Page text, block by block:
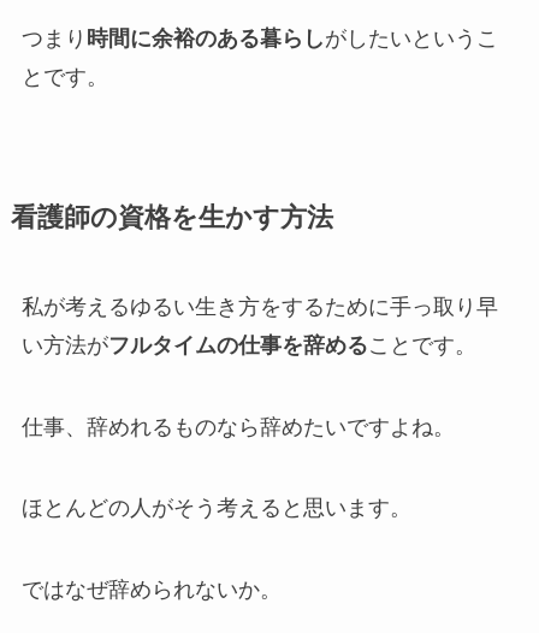
つまり 時間に余裕のある暮らしがしたいというこ
とです。
看護師の資格を生かす方法
私が考えるゆるい生き方をするために手っ取り早
い方法がフルタイムの仕事を辞めることです。
仕事、辞めれるものなら辞めたいですよね。
ほとんどの人がそう考えると思います。
ではなぜ辞められないか。